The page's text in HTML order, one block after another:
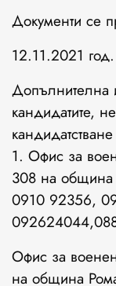
Документи се
12.11.2021
Допълнителна
кандидатите,
1. Офис за
308 на
0910 92356,
Офис за
на община